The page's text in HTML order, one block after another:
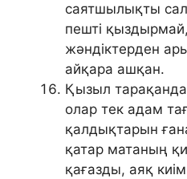
саятшылықты
пешті
жәндіктерден
айқара ашқан.
Қызыл
олар тек адам
қалдықтарын
қатар матаның
қағазды, аяқ